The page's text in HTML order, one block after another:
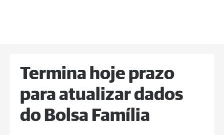
Termina hoje prazo
para atualizar dados
do Bolsa Família